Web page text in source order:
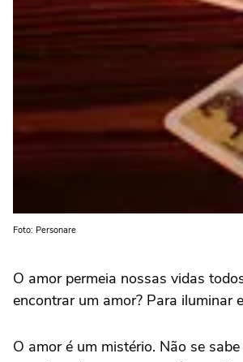
Foto: Personare
O amor permeia nossas vidas
encontrar um amor? Para iluminar
O amor é um mistério. Não se